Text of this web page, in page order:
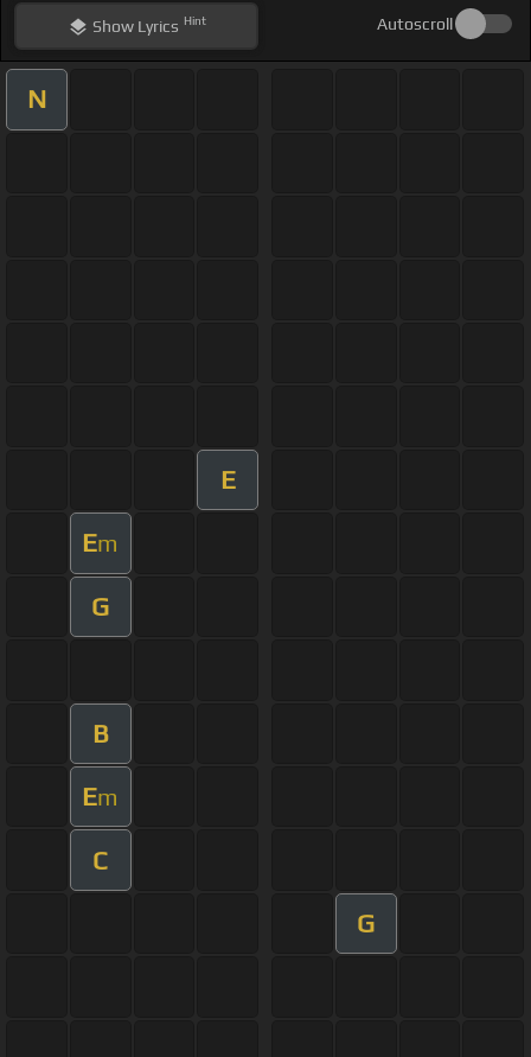
ShowLyrics Hint Autoscroll
N
E
Em
G
B
Em
C
G